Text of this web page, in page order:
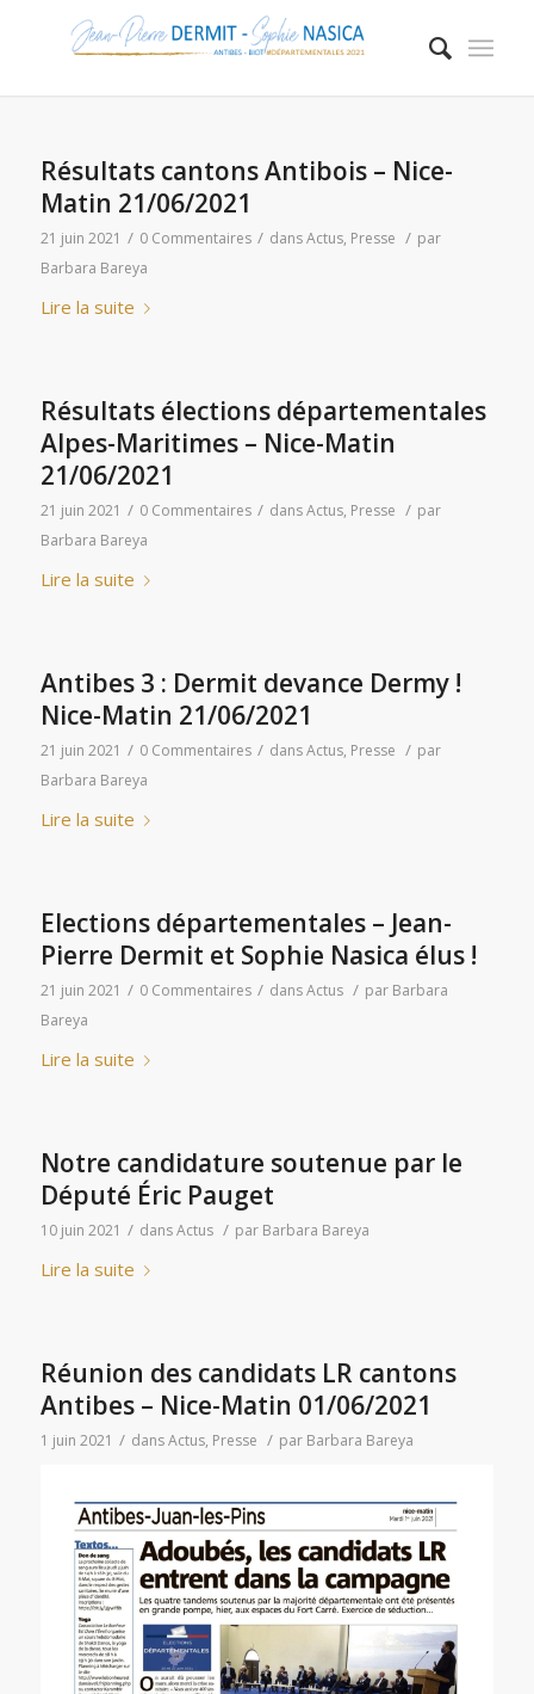
Résultats cantons Antibois – Nice-
Matin 21/06/2021
21 juin 2021 / 0 Commentaires / dansActus, Presse / par
Barbara Bareya
Lire la suite
Résultats élections départementales
Alpes-Maritimes – Nice-Matin
21/06/2021
21 juin 2021 / 0 Commentaires / dansActus, Presse / par
Barbara Bareya
Lire la suite
Antibes 3 : Dermit devance Dermy !
Nice-Matin 21/06/2021
21 juin 2021 / 0 Commentaires / dansActus, Presse / par
Barbara Bareya
Lire la suite
Elections départementales – Jean-
Pierre Dermit et Sophie Nasica élus !
21 juin 2021 / 0 Commentaires / dansActus / par Barbara
Bareya
Lire la suite
Notre candidature soutenue par le
Député Éric Pauget
10 juin 2021 / dansActus / par Barbara Bareya
Lire la suite
Réunion des candidats LR cantons
Antibes – Nice-Matin 01/06/2021
1 juin 2021 / dansActus, Presse / par Barbara Bareya